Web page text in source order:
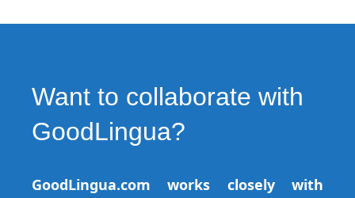
Want to collaborate with
GoodLingua?
GoodLingua.com works closely with